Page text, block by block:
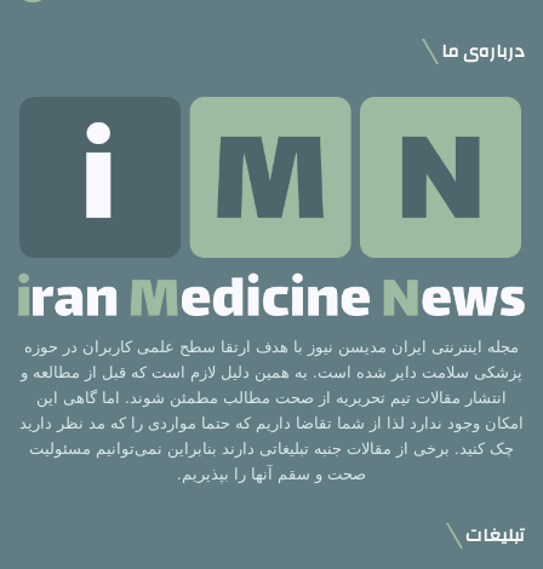
درباره‌ی ما
مجله اینترنتی ایران مدیسن نیوز با هدف ارتقا سطح علمی کاربران در حوزه
پزشکی سلامت دایر شده است. به همین دلیل لازم است که قبل از مطالعه و
انتشار مقالات تیم تحریریه از صحت مطالب مطمئن شوند. اما گاهی این
امکان وجود ندارد لذا از شما تقاضا داریم که حتما مواردی را که مد نظر دارید
چک کنید. برخی از مقالات جنبه تبلیغاتی دارند بنابراین نمی‌توانیم مسئولیت
صحت و سقم آنها را بپذیریم.
تبلیغات